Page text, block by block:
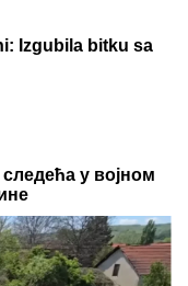
DOVEZLA
se grle i
ga: Blista
pakla: "Imao
by Aklamator